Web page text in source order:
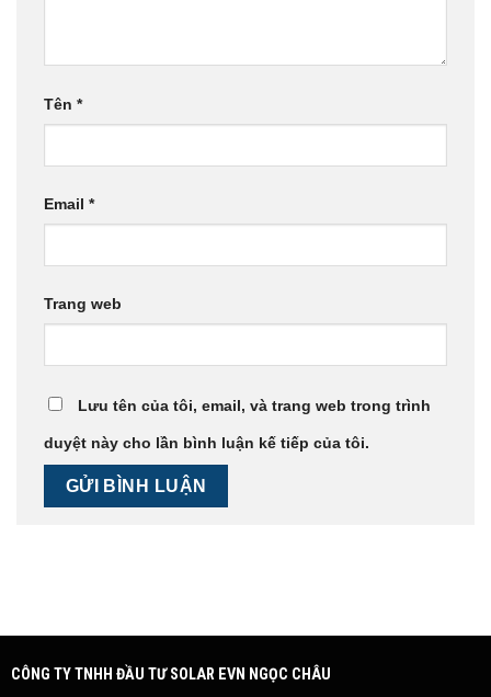
Tên *
Email *
Trang web
Lưu tên của tôi, email, và trang web trong trình
duyệt này cho lần bình luận kế tiếp của tôi.
CÔNG TY TNHH ĐẦU TƯ SOLAR EVN NGỌC CHÂU